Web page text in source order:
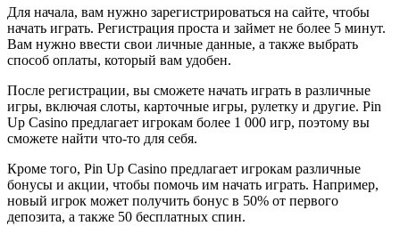
Для начала, вам нужно зарегистрироваться на сайте, чтобы
начать играть. Регистрация проста и займет не более 5 минут.
Вам нужно ввести свои личные данные, а также выбрать
способ оплаты, который вам удобен.
После регистрации, вы сможете начать играть в различные
игры, включая слоты, карточные игры, рулетку и другие. Pin
Up Casino предлагает игрокам более 1 000 игр, поэтому вы
сможете найти что-то для себя.
Кроме того, Pin Up Casino предлагает игрокам различные
бонусы и акции, чтобы помочь им начать играть. Например,
новый игрок может получить бонус в 50% от первого
депозита, а также 50 бесплатных спин.